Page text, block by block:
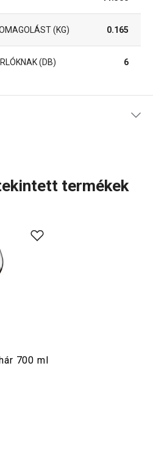
(KG) 0.165
(DB) 6
pohárkészlet. Ide tartoznak
vagy gin-tonikos poharak
többféle, konkrét italhoz
elegáns formájukkal
fokozzák az
termékek
700 ml